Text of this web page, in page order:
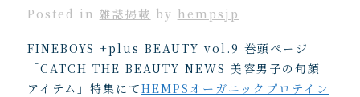
Posted in 雑誌掲載 by hempsjp
FINEBOYS +plus BEAUTY vol.9 巻頭ページ
「CATCH THE BEAUTY NEWS 美容男子の旬顔
アイテム」特集にてHEMPSオーガニックプロテイン